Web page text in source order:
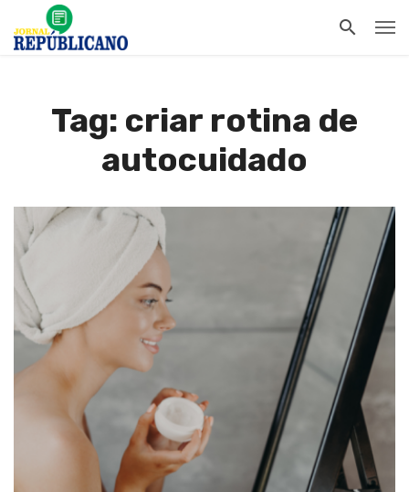
Tag: criar rotina de
autocuidado